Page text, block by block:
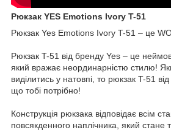
Рюкзак YES Emotions Ivory T-51
Рюкзак Yes Emotions Ivory T-51 – це
Рюкзак T-51 від бренду Yes – це
який вражає неординарністю стилю!
виділитись у натовпі, то рюкзак T-51
що тобі потрібно!
Конструкція рюкзака відповідає всім
повсякденного наплічника, який стане